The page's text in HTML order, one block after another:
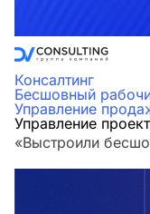
Консалтинг
Бесшовный
Управление
Управление
«Выстроили